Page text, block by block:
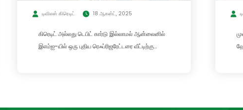
டிவிஎஸ் கிரெடிட் 18 ஆகஸ்ட், 2025
கிரெடிட் அல்லது டெபிட் கார்டு இல்லாமல் ஆன்லைனில்
இஎம்ஐ-யில் ஒரு புதிய ரெஃப்ரிஜரேட்டரை வீட்டிற்கு